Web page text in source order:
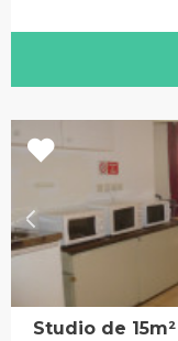
Studio de